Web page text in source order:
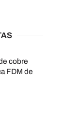
cobre
FDM de